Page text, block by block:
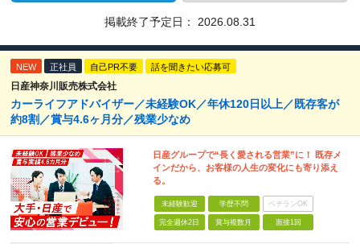
掲載終了予定日： 2026.08.31
NEW 正社員 自己PR不要 話を聞きたい応募可
日産神奈川販売株式会社
カーライフアドバイザー／未経験OK／年休120日以上／既存客が
約8割／賞与4.6ヶ月分／残業少なめ
日産グループで“長く愛される営業”に！ 既存メ
インだから、お客様の人生の変化にも寄り添え
る。
未経験歓迎 学歴不問 ベテランOK
完全週休2日 賞与複数月 面接1回